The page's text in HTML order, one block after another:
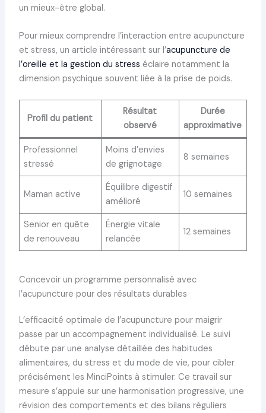
un mieux-être global.
Pour mieux comprendre l’interaction entre acupuncture
et stress, un article intéressant sur l’acupuncture de
l’oreille et la gestion du stress éclaire notamment la
dimension psychique souvent liée à la prise de poids.
Profil du patient
Résultat
observé
Durée
approximative
Professionnel
stressé
Moins d’envies
de grignotage
8 semaines
Maman active
Équilibre digestif
amélioré
10 semaines
Senior en quête
de renouveau
Énergie vitale
relancée
12 semaines
Concevoir un programme personnalisé avec
l’acupuncture pour des résultats durables
L’efficacité optimale de l’acupuncture pour maigrir
passe par un accompagnement individualisé. Le suivi
débute par une analyse détaillée des habitudes
alimentaires, du stress et du mode de vie, pour cibler
précisément les MinciPoints à stimuler. Ce travail sur
mesure s’appuie sur une harmonisation progressive, une
révision des comportements et des bilans réguliers